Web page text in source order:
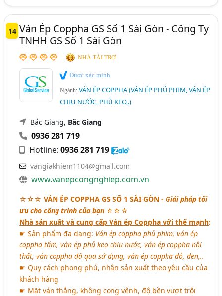
14 Ván Ép Coppha GS Số 1 Sài Gòn - Công Ty
TNHH GS Số 1 Sài Gòn
NHÀ TÀI TRỢ
Được xác minh
Ngành:VÁN ÉP COPPHA (VÁN ÉP PHỦ PHIM, VÁN ÉP
CHỊU NƯỚC, PHỦ KEO,.)
Bắc Giang, Bắc Giang
0936 281 719
Hotline:0936 281 719
vangiakhiem1104@gmail.com
www.vanepcongnghiep.com.vn
☆☆☆VÁN ÉP COPPHA GS SỐ 1 SÀI GÒN -Giải pháp tối
ưu cho công trình của bạn ☆☆☆
Nhà sản xuất và cung cấp Ván ép Coppha với thế mạnh:
☛ Sản phẩm đa dạng: Ván ép coppha phủ phim, ván ép
coppha tấm, ván ép phủ keo chịu nước, ván ép coppha nội
thất, ván coppha đã qua sử dụng, ván ép coppha đỏ, đen,..
☛ Quy cách phong phú, nhận sản xuất theo yêu cầu của
khách hàng
☛ Mặt ván thẳng, không cong vênh, độ bền vượt trội